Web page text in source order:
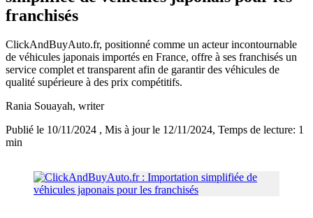
franchisés
ClickAndBuyAuto.fr, positionné comme un acteur incontournable
de véhicules japonais importés en France, offre à ses franchisés un
service complet et transparent afin de garantir des véhicules de
qualité supérieure à des prix compétitifs.
Rania Souayah, writer
Publié le 10/11/2024 , Mis à jour le 12/11/2024, Temps de lecture: 1
min